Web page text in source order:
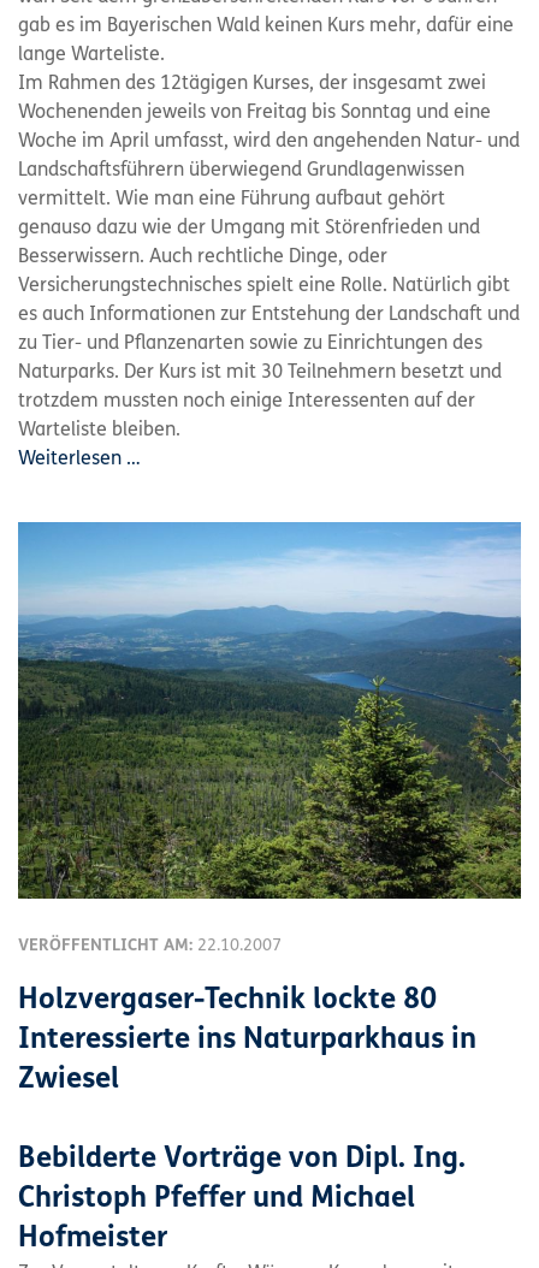
gab es im Bayerischen Wald keinen Kurs mehr, dafür eine
lange Warteliste.
Im Rahmen des 12tägigen Kurses, der insgesamt zwei
Wochenenden jeweils von Freitag bis Sonntag und eine
Woche im April umfasst, wird den angehenden Natur- und
Landschaftsführern überwiegend Grundlagenwissen
vermittelt. Wie man eine Führung aufbaut gehört
genauso dazu wie der Umgang mit Störenfrieden und
Besserwissern. Auch rechtliche Dinge, oder
Versicherungstechnisches spielt eine Rolle. Natürlich gibt
es auch Informationen zur Entstehung der Landschaft und
zu Tier- und Pflanzenarten sowie zu Einrichtungen des
Naturparks. Der Kurs ist mit 30 Teilnehmern besetzt und
trotzdem mussten noch einige Interessenten auf der
Warteliste bleiben.
Weiterlesen …
VERÖFFENTLICHT AM: 22.10.2007
Holzvergaser-Technik lockte 80
Interessierte ins Naturparkhaus in
Zwiesel
Bebilderte Vorträge von Dipl. Ing.
Christoph Pfeffer und Michael
Hofmeister